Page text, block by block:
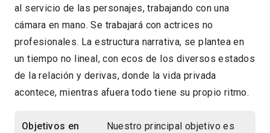
al servicio de las personajes, trabajando con una
cámara en mano. Se trabajará con actrices no
profesionales. La estructura narrativa, se plantea en
un tiempo no lineal, con ecos de los diversos estados
de la relación y derivas, donde la vida privada
acontece, mientras afuera todo tiene su propio ritmo.
Objetivos en
Nuestro principal objetivo es